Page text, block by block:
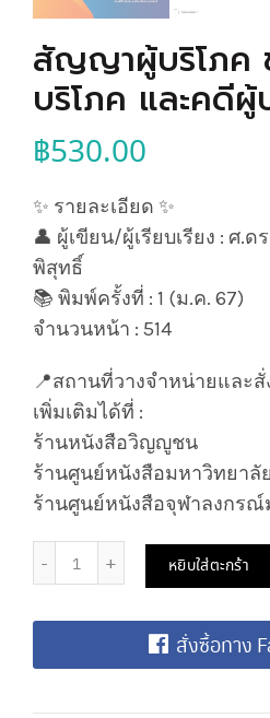
สัญญาผู้บริโภค
บริโภค และคดีผู้
฿530.00
✨ รายละเอียด ✨
👤 ผู้เขียน/ผู้เรียบเรียง : ศ.
พิสุทธิ์
📚 พิมพ์ครั้งที่ : 1 (ม.ค. 67)
จำนวนหน้า : 514
📍สถานที่วางจำหน่ายและ
เพิ่มเติมได้ที่ :
ร้านหนังสือวิญญูชน
ร้านศูนย์หนังสือมหาวิทยาลั
ร้านศูนย์หนังสือจุฬาลงกรณ์
หยิบใส่ตะกร้า
สั่งซื้อทาง